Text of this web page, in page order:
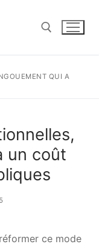
Rechercher : QUI A
un coût
ce mode